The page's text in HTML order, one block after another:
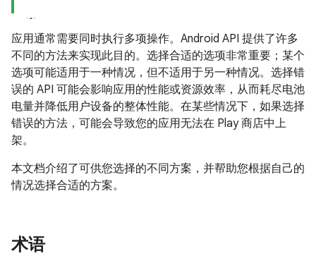
应用通常需要同时执行多项操作。Android API 提供了许多
不同的方法来实现此目的。选择合适的选项非常重要；某个
选项可能适用于一种情况，但不适用于另一种情况。选择错
误的 API 可能会影响应用的性能或资源效率，从而耗尽电池
电量并降低用户设备的整体性能。在某些情况下，如果选择
错误的方法，可能会导致您的应用无法在 Play 商店中上
架。
本文档介绍了可供您选择的不同方案，并帮助您根据自己的
情况选择合适的方案。
术语